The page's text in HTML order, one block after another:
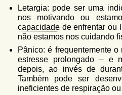
Letargia: pode ser uma
nos motivando ou
capacidade de enfrentar ou
não estamos nos cuidando
Pânico: é frequentemente
estresse prolongado – e
depois, ao invés de
Também pode ser
ineficientes de respiração